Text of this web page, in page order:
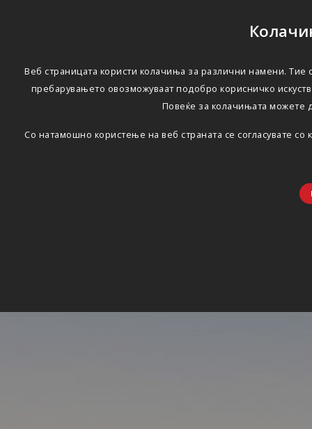
Веб страницата користи колачиња за различни намени.
пребарувањето овозможуваат подобро корисничко
Повеќе за колачињата можете
Со натамошно користење на веб страната се согласувате